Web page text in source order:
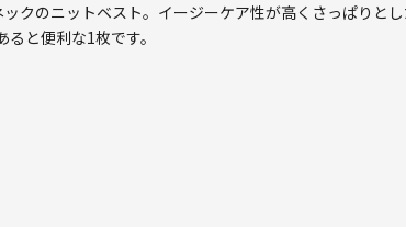
クのニットベスト。イージーケア性が高くさっぱりと
と便利な1枚です。